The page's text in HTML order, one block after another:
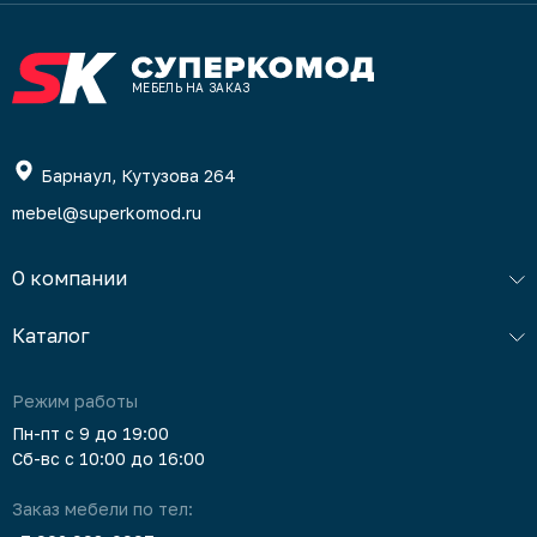
МЕБЕЛЬ НА ЗАКАЗ
Барнаул, Кутузова 264
mebel@superkomod.ru
О компании
Каталог
Режим работы
Пн-пт с 9 до 19:00
Сб-вс с 10:00 до 16:00
Заказ мебели по тел: